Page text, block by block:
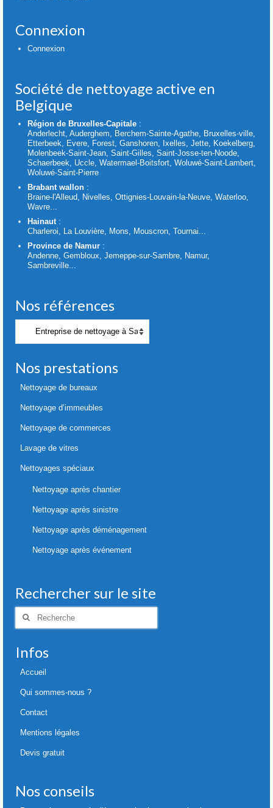
Connexion
Connexion
Société de nettoyage active en
Belgique
Région de Bruxelles-Capitale :
Anderlecht, Auderghem, Berchem-Sainte-Agathe, Bruxelles-ville,
Etterbeek, Evere, Forest, Ganshoren, Ixelles, Jette, Koekelberg,
Molenbeek-Saint-Jean, Saint-Gilles, Saint-Josse-ten-Noode,
Schaerbeek, Uccle, Watermael-Boitsfort, Woluwé-Saint-Lambert,
Woluwé-Saint-Pierre
Brabant wallon :
Braine-l'Alleud, Nivelles, Ottignies-Louvain-la-Neuve, Waterloo,
Wavre...
Hainaut :
Charleroi, La Louvière, Mons, Mouscron, Tournai...
Province de Namur :
Andenne, Gembloux, Jemeppe-sur-Sambre, Namur,
Sambreville...
Nos références
Nos
références
Nos prestations
Nettoyage de bureaux
Nettoyage d’immeubles
Nettoyage de commerces
Lavage de vitres
Nettoyages spéciaux
Nettoyage après chantier
Nettoyage après sinistre
Nettoyage après déménagement
Nettoyage après événement
Rechercher sur le site
Rechercher
Infos
Accueil
Qui sommes-nous ?
Contact
Mentions légales
Devis gratuit
Nos conseils